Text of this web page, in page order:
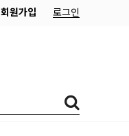
회원가입 로그인